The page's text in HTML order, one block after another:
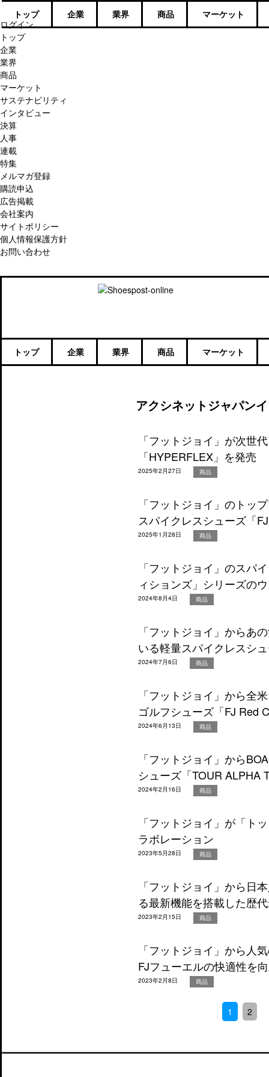
ログイン
トップ
企業
業界
商品
マーケット
サステナビリティ
インタビュー
決算
人事
連載
特集
メルマガ登録
購読申込
広告掲載
会社案内
サイトポリシー
個人情報保護方針
お問い合わせ
トップ 企業 業界 商品 マーケット
トップ 企業 業界 商品 マーケット
アクシネットジャパン
「フットジョイ」が次世
「HYPERFLEX」を発売
2025年2月27日 商品
「フットジョイ」のトッ
スパイクレスシューズ「
2025年1月28日 商品
「フットジョイ」のスパ
ィションズ」シリーズの
2024年8月4日 商品
「フットジョイ」からあ
いる軽量スパイクレスシ
2024年7月6日 商品
「フットジョイ」から全
ゴルフシューズ「FJ Red
2024年6月13日 商品
「フットジョイ」から
シューズ「TOUR ALPHA
2024年2月16日 商品
「フットジョイ」が「ト
ラボレーション
2023年5月28日 商品
「フットジョイ」から日
る最新機能を搭載した歴
2023年2月15日 商品
「フットジョイ」から人
FJフューエルの快適性を
2023年2月8日 商品
1 2